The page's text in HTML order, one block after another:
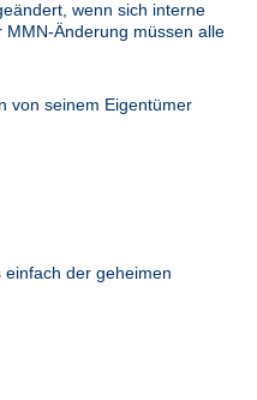
wenn sich interne
Änderung müssen alle
von seinem Eigentümer
der geheimen